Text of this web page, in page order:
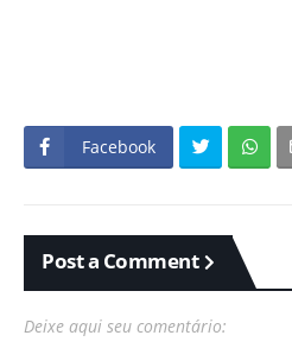
Facebook
Post a Comment
Deixe aqui seu comentário: